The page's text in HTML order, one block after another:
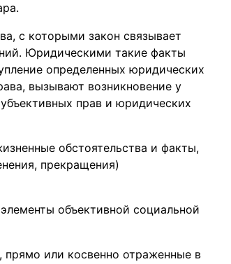
с которыми закон связывает
Юридическими такие факты
определенных юридических
вызывают возникновение у
прав и юридических
обстоятельства и факты,
прекращения)
объективной социальной
прямо или косвенно отраженные в